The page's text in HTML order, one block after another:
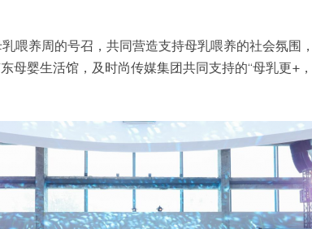
喂养周的号召，共同营造支持母乳喂养的社会氛围
母婴生活馆，及时尚传媒集团共同支持的“母乳更+